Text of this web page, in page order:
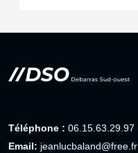
Téléphone : 06.15.63.29.97
Email: jeanlucbaland@free.fr